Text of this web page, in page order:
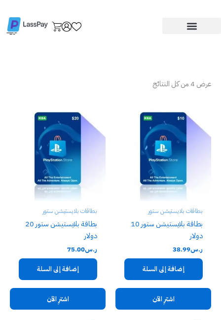
عرض ⁦4⁩ من كل النتائج
بطاقات بلايستيشن ستور
بطاقة بلايستيشن ستور 10
دولار
ر.س38.99
إضافة إلى السلة
اشترِ الآن
بطاقات بلايستيشن ستور
بطاقة بلايستيشن ستور 20
دولار
ر.س75.00
إضافة إلى السلة
اشترِ الآن